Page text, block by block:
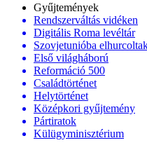
Gyűjtemények
Rendszerváltás vidéken
Digitális Roma levéltár
Szovjetunióba
Első világháború
Reformáció 500
Családtörténet
Helytörténet
Középkori gyűjtemény
Pártiratok
Külügyminisztérium